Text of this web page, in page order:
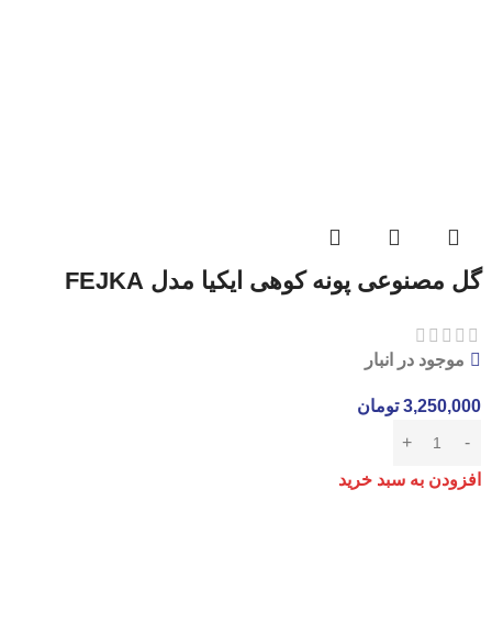
گل مصنوعی پونه کوهی ایکیا مدل FEJKA
موجود در انبار
3,250,000 تومان
افزودن به سبد خرید